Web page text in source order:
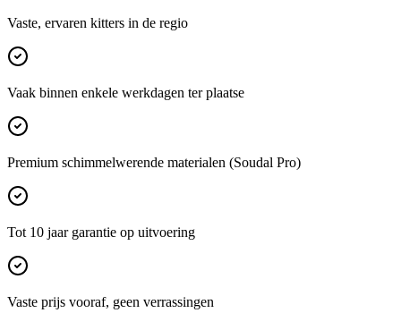
Vaste, ervaren kitters in de regio
Vaak binnen enkele werkdagen ter plaatse
Premium schimmelwerende materialen (Soudal Pro)
Tot 10 jaar garantie op uitvoering
Vaste prijs vooraf, geen verrassingen